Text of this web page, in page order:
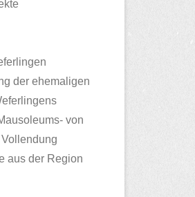
der ehemaligen
von
aus der Region